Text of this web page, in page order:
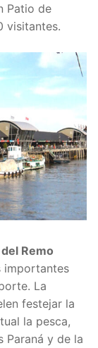
Patio de
visitantes.
Remo
importantes
La
festejar la
la pesca,
Paraná y de la